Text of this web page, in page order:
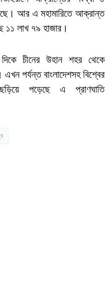
আর এ মহামারিতে আক্রান্ত
১১ লাখ ৭৯ হাজার।
চীনের উহান শহর থেকে
পর্যন্ত বাংলাদেশসহ বিশ্বের
পড়েছে এ প্রাণঘাতি